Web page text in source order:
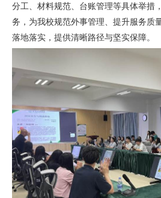
分工、材料规范、台账管理等具体举措
务，为我校规范外事管理、提升服务质
落地落实，提供清晰路径与坚实保障。